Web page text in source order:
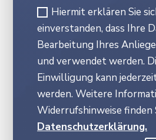
Hiermit erklären Sie
einverstanden, dass Ihre
Bearbeitung Ihres
und verwendet werden.
Einwilligung kann
werden. Weitere
Widerrufshinweise finden
Datenschutzerklärung.